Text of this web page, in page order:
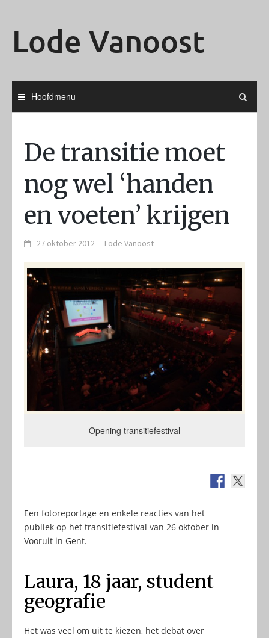
Lode Vanoost
Hoofdmenu
De transitie moet
nog wel ‘handen
en voeten’ krijgen
27 oktober 2012 - Lode Vanoost
Opening transitiefestival
Een fotoreportage en enkele reacties van het
publiek op het transitiefestival van 26 oktober in
Vooruit in Gent.
Laura, 18 jaar, student
geografie
Het was veel om uit te kiezen, het debat over